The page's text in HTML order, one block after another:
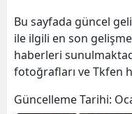
Bu sayfada güncel
ile ilgili en son
haberleri
fotoğrafları ve Tkfen
Güncelleme Tarihi: